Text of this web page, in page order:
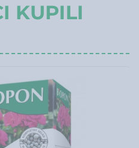
KUPILI